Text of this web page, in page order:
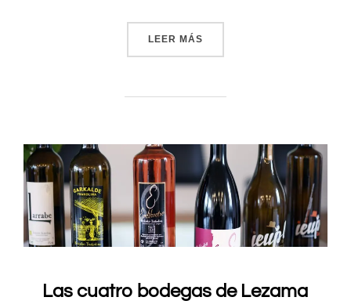
LEER MÁS
Las cuatro bodegas de Lezama